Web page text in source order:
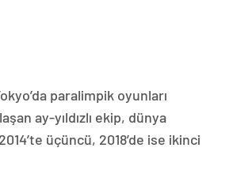
paralimpik oyunları
ay-yıldızlı ekip, dünya
üçüncü, 2018’de ise ikinci